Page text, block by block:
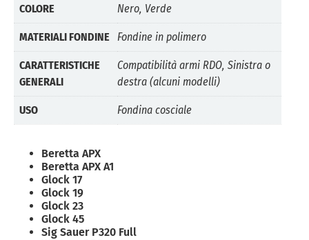
COLORE Nero, Verde
MATERIALI FONDINE Fondine in polimero
CARATTERISTICHE
GENERALI
Compatibilità armi RDO, Sinistra o
destra (alcuni modelli)
USO Fondina cosciale
Beretta APX
Beretta APX A1
Glock 17
Glock 19
Glock 23
Glock 45
Sig Sauer P320 Full